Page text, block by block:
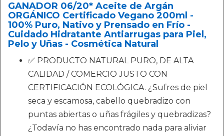
GANADOR 06/20* Aceite de Argán
ORGÁNICO Certificado Vegano 200ml -
100% Puro, Nativo y Prensado en Frío -
Cuidado Hidratante Antiarrugas para Piel,
Pelo y Uñas - Cosmética Natural
✅ PRODUCTO NATURAL PURO, DE ALTA
CALIDAD / COMERCIO JUSTO CON
CERTIFICACIÓN ECOLÓGICA. ¿Sufres de piel
seca y escamosa, cabello quebradizo con
puntas abiertas o uñas frágiles y quebradizas?
¿Todavía no has encontrado nada para aliviar